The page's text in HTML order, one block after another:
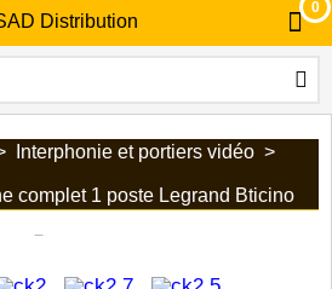
0
Interphonie et portiers vidéo >
complet 1 poste Legrand Bticino